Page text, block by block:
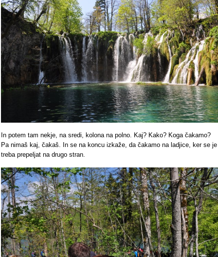
In potem tam nekje, na sredi, kolona na polno. Kaj? Kako? Koga čakamo?
Pa nimaš kaj, čakaš. In se na koncu izkaže, da čakamo na ladjice, ker se je
treba prepeljat na drugo stran.